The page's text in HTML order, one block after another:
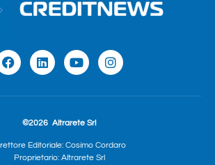
©2026 Altrarete Srl
Editoriale: Cosimo Cordaro
Proprietario: Altrarete Srl